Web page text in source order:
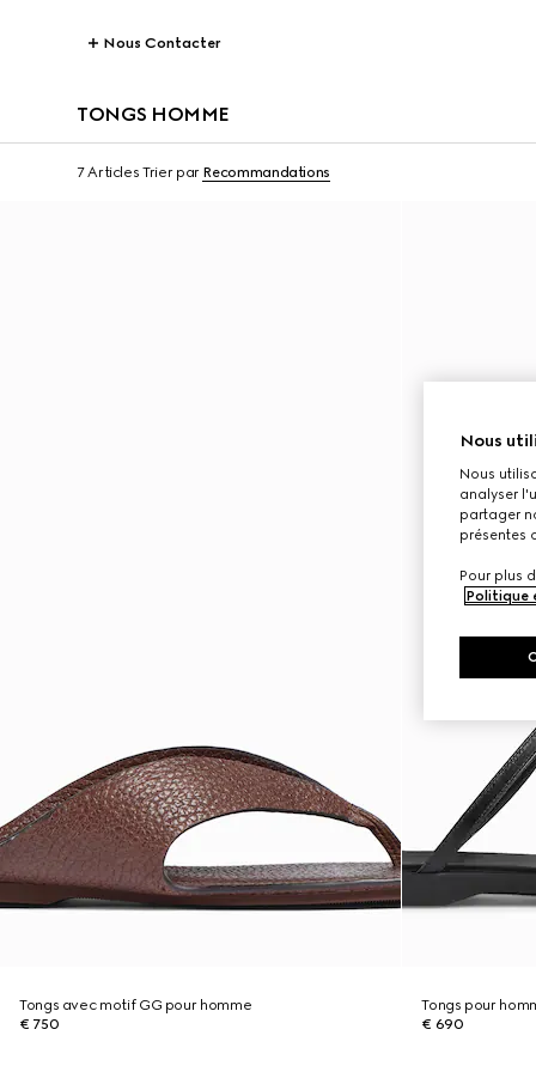
Nous Contacter
TONGS HOMME
7 Articles Trier par Recommandations
Tongs avec motif GG pour homme
€ 750
Tongs pour
€ 690
Nous
Nous
analyser
partager
présentes
Pour plus
Politique